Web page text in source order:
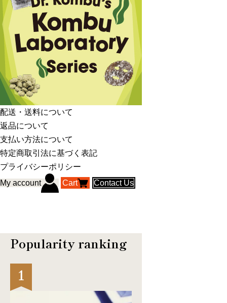
配送・送料について
返品について
支払い方法について
特定商取引法に基づく表記
プライバシーポリシー
My account
Cart Contact Us
Popularity ranking